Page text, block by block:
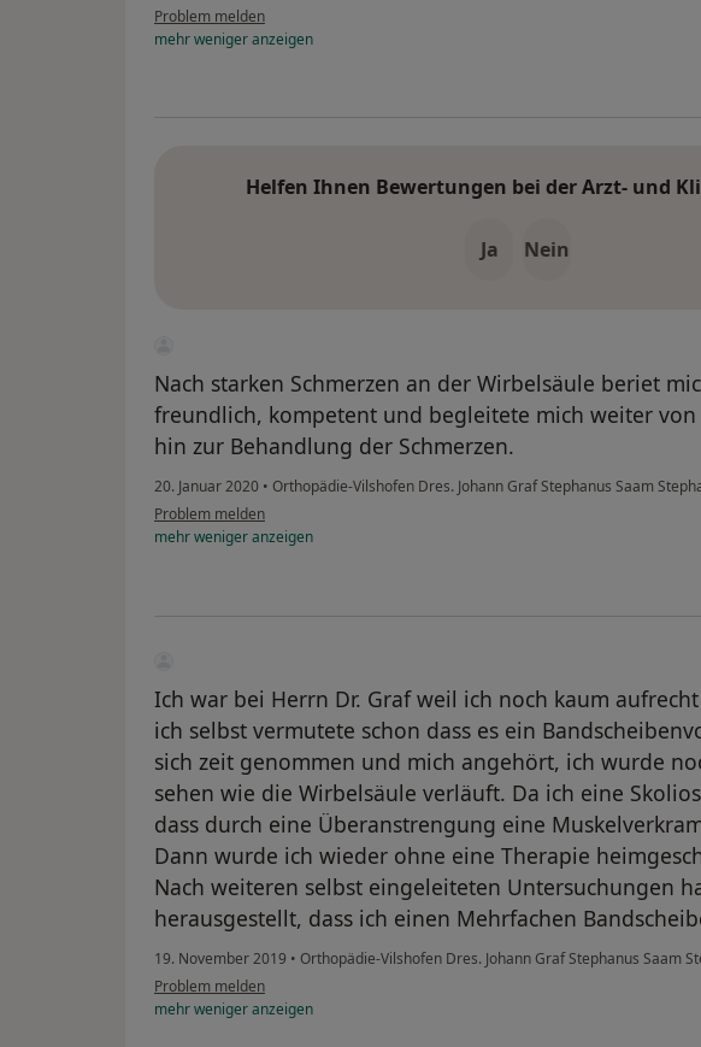
Problem melden
mehrwenigeranzeigen
Helfen Ihnen Bewertungen bei der Arzt- und
Ja Nein
Nach starken Schmerzen an der Wirbelsäule beriet
freundlich, kompetent und begleitete mich weiter
hin zur Behandlung der Schmerzen.
20. Januar 2020 • Orthopädie-Vilshofen Dres. Johann Graf Stephanus Saam
Problem melden
mehrwenigeranzeigen
Ich war bei Herrn Dr. Graf weil ich noch kaum
ich selbst vermutete schon dass es ein
sich zeit genommen und mich angehört, ich wurde
sehen wie die Wirbelsäule verläuft. Da ich eine
dass durch eine Überanstrengung eine
Dann wurde ich wieder ohne eine Therapie
Nach weiteren selbst eingeleiteten Untersuchungen
herausgestellt, dass ich einen Mehrfachen
19. November 2019 • Orthopädie-Vilshofen Dres. Johann Graf Stephanus Saam
Problem melden
mehrwenigeranzeigen